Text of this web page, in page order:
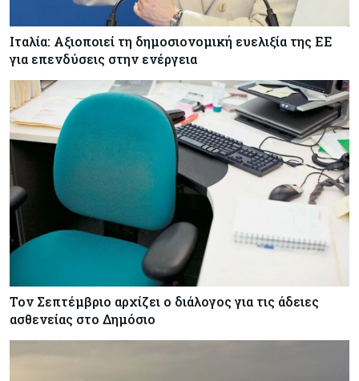
Ιταλία: Αξιοποιεί τη δημοσιονομική ευελιξία της ΕΕ
για επενδύσεις στην ενέργεια
Τον Σεπτέμβριο αρχίζει ο διάλογος για τις άδειες
ασθενείας στο Δημόσιο